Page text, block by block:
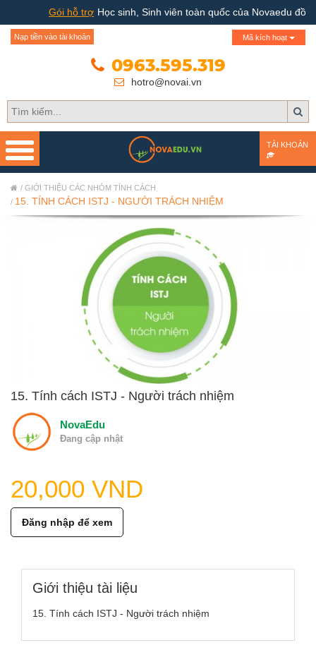
Trang chủ
Quy trình hướng nghiệp
Bài test
Tài liệu
Khóa học
Nhóm ngành nghề
Gương sáng học sinh -
người nổi tiếng
Xu hướng ngành nghề
Gói hỗ trợ Học sinh, Sinh viên toàn quốc của Novaedu đồng
Nạp tiền vào tài khoản Mã kích hoạt
0963.595.319
hotro@novai.vn
TÀI KHOẢN
GIỚI THIỆU CÁC NHÓM TÍNH CÁCH
15. TÍNH CÁCH ISTJ - NGƯỜI TRÁCH NHIỆM
15. Tính cách ISTJ - Người trách nhiệm
NovaEdu
Đang cập nhật
20,000 VND
Đăng nhập để xem
Giới thiệu tài liệu
15. Tính cách ISTJ - Người trách nhiệm